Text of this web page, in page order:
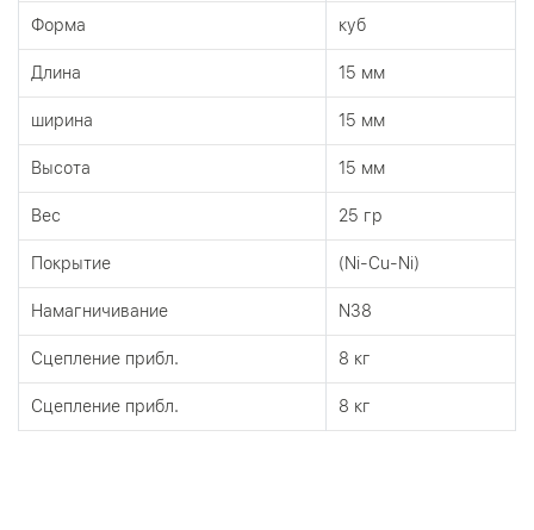
Форма куб
Длина 15 мм
ширина 15 мм
Высота 15 мм
Вес 25 гр
Покрытие (Ni-Cu-Ni)
Намагничивание N38
Сцепление прибл. 8 кг
Сцепление прибл. 8 кг